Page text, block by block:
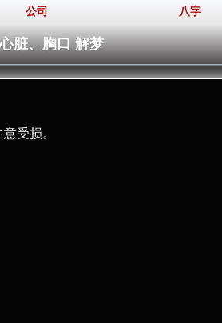
公司 八字
脏、胸口 解梦
受损。